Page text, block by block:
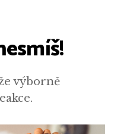
výborně